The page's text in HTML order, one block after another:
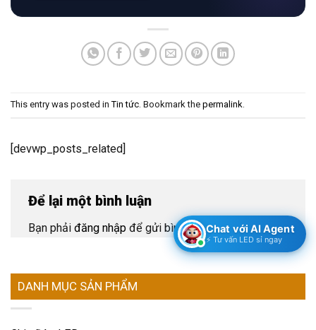
This entry was posted inTin tức. Bookmark the permalink.
[devwp_posts_related]
Để lại một bình luận
Bạn phải đăng nhập để gửi bình luận.
DANH MỤC SẢN PHẨM
Chat với AI Agent
⚡ Tư vấn LED sỉ ngay